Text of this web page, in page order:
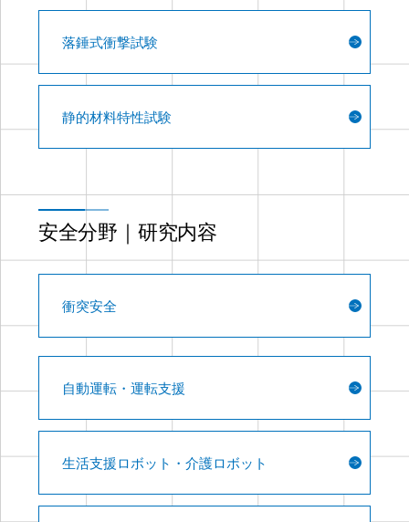
落錘式衝撃試験
静的材料特性試験
安全分野｜研究内容
衝突安全
自動運転・運転支援
生活支援ロボット・介護ロボット